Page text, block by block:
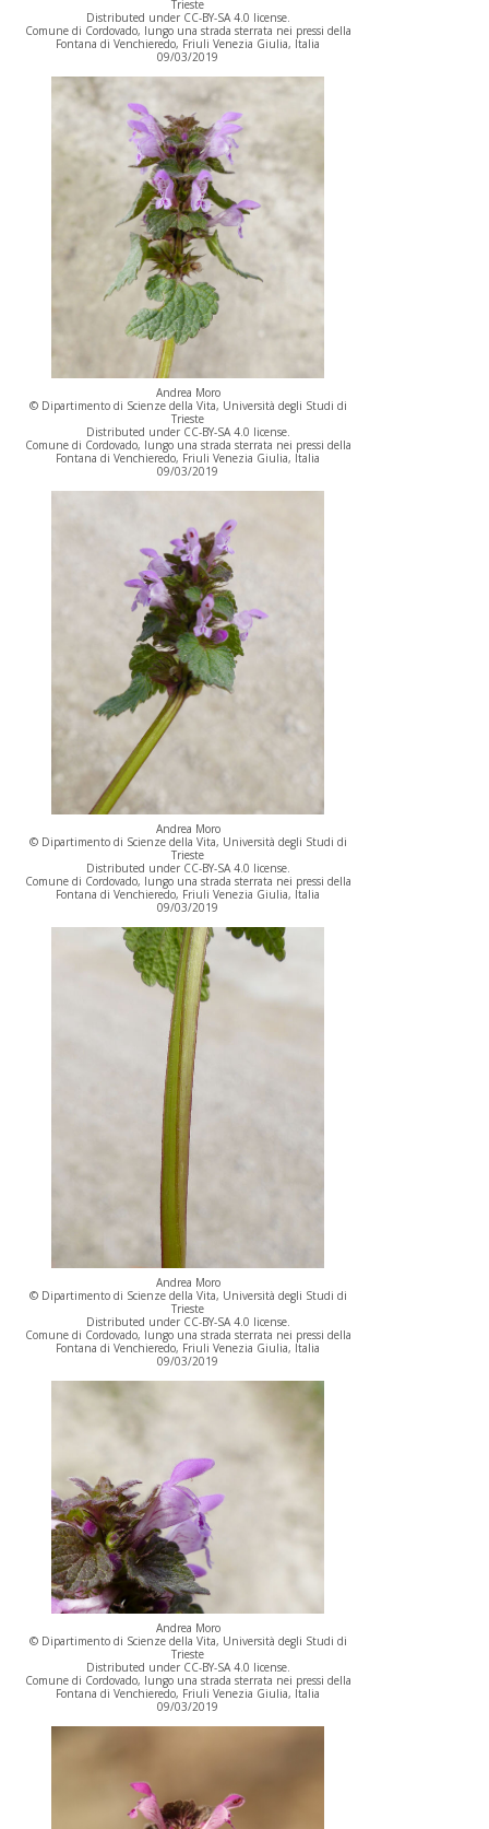
Trieste
Distributed under CC-BY-SA 4.0 license.
Comune di Cordovado, lungo una strada sterrata nei pressi della
Fontana di Venchieredo, Friuli Venezia Giulia, Italia
09/03/2019
Andrea Moro
© Dipartimento di Scienze della Vita, Università degli Studi di
Trieste
Distributed under CC-BY-SA 4.0 license.
Comune di Cordovado, lungo una strada sterrata nei pressi della
Fontana di Venchieredo, Friuli Venezia Giulia, Italia
09/03/2019
Andrea Moro
© Dipartimento di Scienze della Vita, Università degli Studi di
Trieste
Distributed under CC-BY-SA 4.0 license.
Comune di Cordovado, lungo una strada sterrata nei pressi della
Fontana di Venchieredo, Friuli Venezia Giulia, Italia
09/03/2019
Andrea Moro
© Dipartimento di Scienze della Vita, Università degli Studi di
Trieste
Distributed under CC-BY-SA 4.0 license.
Comune di Cordovado, lungo una strada sterrata nei pressi della
Fontana di Venchieredo, Friuli Venezia Giulia, Italia
09/03/2019
Andrea Moro
© Dipartimento di Scienze della Vita, Università degli Studi di
Trieste
Distributed under CC-BY-SA 4.0 license.
Comune di Cordovado, lungo una strada sterrata nei pressi della
Fontana di Venchieredo, Friuli Venezia Giulia, Italia
09/03/2019